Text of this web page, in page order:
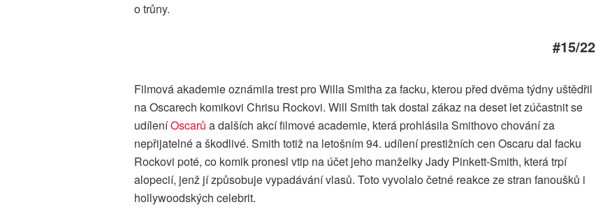
o trůny.
#15/22
Filmová akademie oznámila trest pro Willa Smitha za facku, kterou před dvěma týdny uštědřil
na Oscarech komikovi Chrisu Rockovi. Will Smith tak dostal zákaz na deset let zúčastnit se
udíleníOscarů a dalších akcí filmové academie, která prohlásila Smithovo chování za
nepřijatelné a škodlivé. Smith totiž na letošním 94. udílení prestižních cen Oscaru dal facku
Rockovi poté, co komik pronesl vtip na účet jeho manželky Jady Pinkett-Smith, která trpí
alopecií, jenž jí způsobuje vypadávání vlasů. Toto vyvolalo četné reakce ze stran fanoušků i
hollywoodských celebrit.